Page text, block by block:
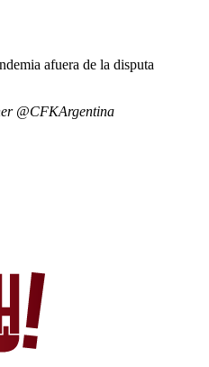
afuera de la disputa
@CFKArgentina